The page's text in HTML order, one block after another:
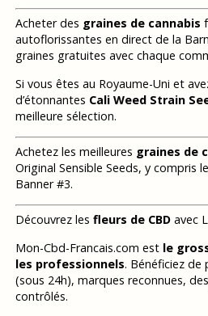
Acheter des graines de cannabis
autoflorissantes en direct de la
graines gratuites avec chaque
Si vous êtes au Royaume-Uni et
d’étonnantes Cali Weed Strain
meilleure sélection.
Achetez les meilleures graines de
Original Sensible Seeds, y compris
Banner #3.
Découvrez les fleurs de CBDavec
Mon-Cbd-Francais.com est le
les professionnels. Bénéficiez de
(sous 24h), marques reconnues,
contrôlés.